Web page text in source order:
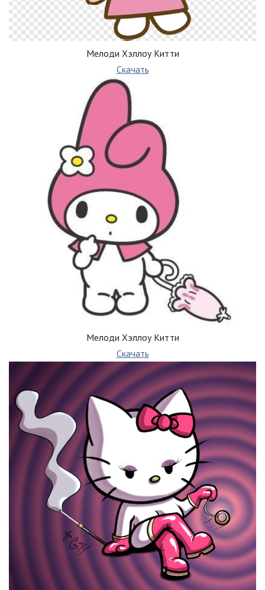
Мелоди Хэллоу Китти
Скачать
Мелоди Хэллоу Китти
Скачать